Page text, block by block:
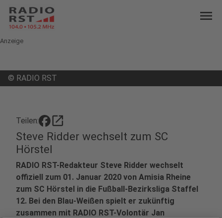
menu
Anzeige
© RADIO RST
Teilen: open_in_new
Steve Ridder wechselt zum SC
Hörstel
RADIO RST-Redakteur Steve Ridder wechselt
offiziell zum 01. Januar 2020 von Amisia Rheine
zum SC Hörstel in die Fußball-Bezirksliga Staffel
12. Bei den Blau-Weißen spielt er zukünftig
zusammen mit RADIO RST-Volontär Jan